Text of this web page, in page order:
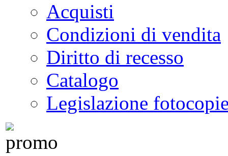
Acquisti
Condizioni di vendita
Diritto di recesso
Catalogo
Legislazione